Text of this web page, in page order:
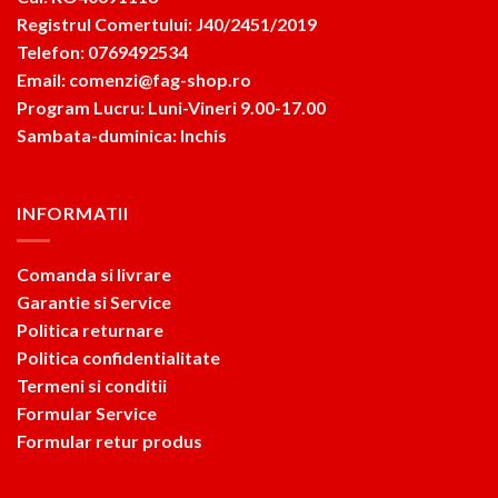
Registrul Comertului: J40/2451/2019
Telefon: 0769492534
Email: comenzi@fag-shop.ro
Program Lucru: Luni-Vineri 9.00-17.00
Sambata-duminica: Inchis
INFORMATII
Comanda si livrare
Garantie si Service
Politica returnare
Politica confidentialitate
Termeni si conditii
Formular Service
Formular retur produs